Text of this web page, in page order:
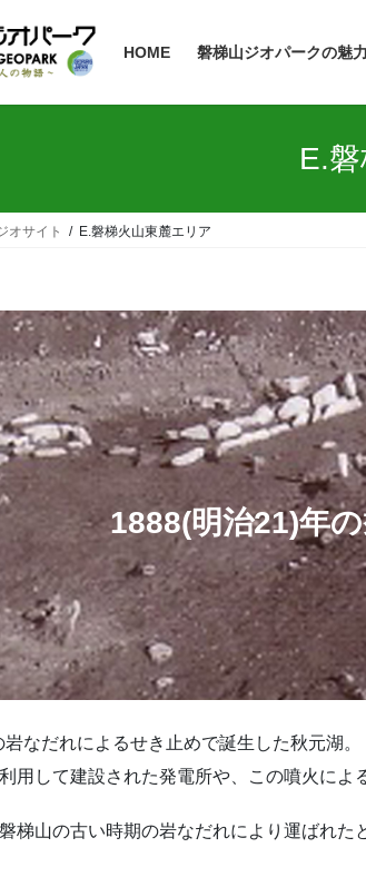
HOME 磐梯山ジオパークの魅力
E.
オサイト E.磐梯火山東麓エリア
1888(明治21)年
なだれによるせき止めで誕生した秋元湖。
用して建設された発電所や、この噴火によ
梯山の古い時期の岩なだれにより運ばれ